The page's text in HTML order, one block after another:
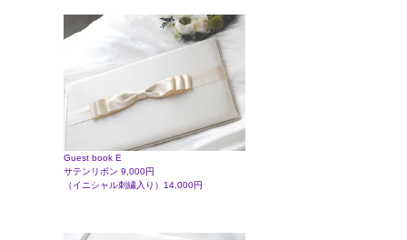
Guest book E
サテンリボン 9,000円
（イニシャル刺繍入り）14,000円